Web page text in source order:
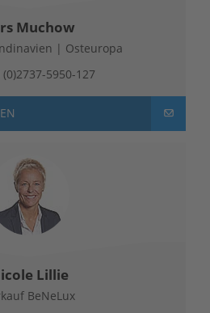
Muchow
| Osteuropa
(0)2737-5950-127
Lillie
BeNeLux